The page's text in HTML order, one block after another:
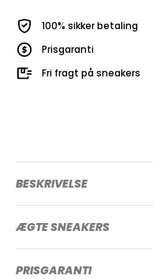
100% sikker betaling
Prisgaranti
Fri fragt på sneakers
BESKRIVELSE
ÆGTE SNEAKERS
PRISGARANTI